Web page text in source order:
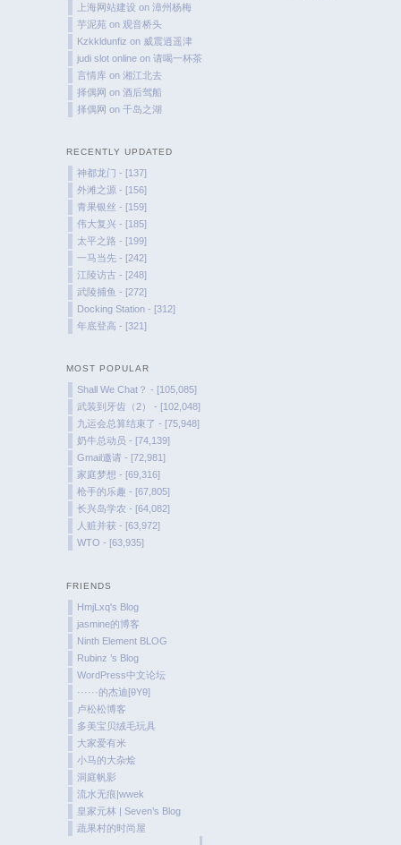
上海网站建设 on漳州杨梅
芋泥苑 on 观音桥头
Kzkkldunfiz on 威震逍遥津
judi slot online on请喝一杯茶
言情库 on湘江北去
择偶网 on酒后驾船
择偶网 on千岛之湖
RECENTLY UPDATED
神都龙门 - [137]
外滩之源 - [156]
青果银丝 - [159]
伟大复兴 - [185]
太平之路 - [199]
一马当先 - [242]
江陵访古 - [248]
武陵捕鱼 - [272]
Docking Station - [312]
年底登高 - [321]
MOST POPULAR
Shall We Chat？ - [105,085]
武装到牙齿（2） - [102,048]
九运会总算结束了 - [75,948]
奶牛总动员 - [74,139]
Gmail邀请 - [72,981]
家庭梦想 - [69,316]
枪手的乐趣 - [67,805]
长兴岛学农 - [64,082]
人赃并获 - [63,972]
WTO - [63,935]
FRIENDS
HmjLxq's Blog
jasmine的博客
Ninth Element BLOG
Rubinz ’s Blog
WordPress中文论坛
······的杰迪[θYθ]
卢松松博客
多美宝贝绒毛玩具
大家爱有米
小马的大杂烩
洞庭帆影
流水无痕|wwek
皇家元林 | Seven’s Blog
蔬果村的时尚屋